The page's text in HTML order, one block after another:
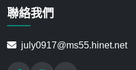
聯絡我們
july0917@ms55.hinet.net